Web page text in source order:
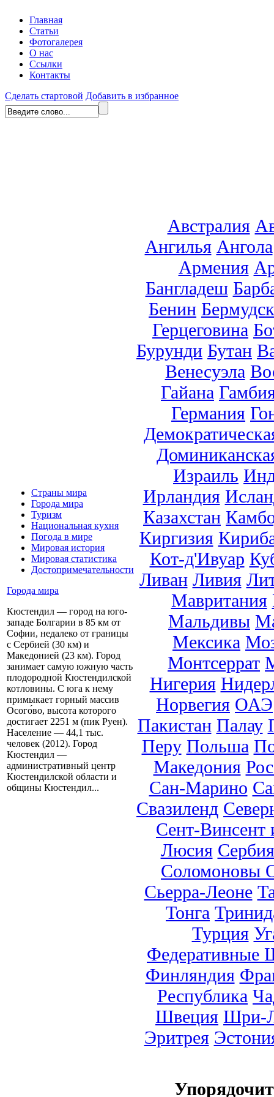
Главная
Статьи
Фотогалерея
О нас
Ссылки
Контакты
Сделать стартовой Добавить в избранное
Страны мира
Города мира
Туризм
Национальная кухня
Погода в мире
Мировая история
Мировая статистика
Достопримечательности
Города мира
Кюстендил — город на юго-
западе Болгарии в 85 км от
Софии, недалеко от границы
с Сербией (30 км) и
Македонией (23 км). Город
занимает самую южную часть
плодородной Кюстендилской
котловины. С юга к нему
примыкает горный массив
Осого́во, высота которого
достигает 2251 м (пик Руен).
Население — 44,1 тыс.
человек (2012). Город
Кюстендил —
административный центр
Кюстендилской области и
общины Кюстендил...
Австралия
Ангилья Ангола
Армения
Бангладеш
Бенин
Герцеговина
Бурунди Бутан
Венесуэла
Гайана
Германия
Израиль
Ирландия
Казахстан
Киргизия
Кот-д'Ивуар
Ливан Ливия
Мавритания
Мальдивы
Мексика
Монтсеррат
Нигерия
Норвегия ОАЭ
Пакистан Палау
Перу Польша
Македония
Сан-Марино
Свазиленд
Сент-Винсент
Люсия Сербия
Соломоновы
Сьерра-Леоне
Тонга
Турция
Федеративные
Финляндия
Республика
Швеция Шри-
Эритрея